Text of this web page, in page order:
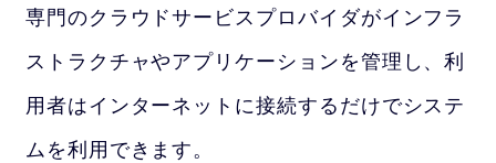
専門のクラウドサービスプロバイダがインフラ
ストラクチャやアプリケーションを管理し、利
用者はインターネットに接続するだけでシステ
ムを利用できます。